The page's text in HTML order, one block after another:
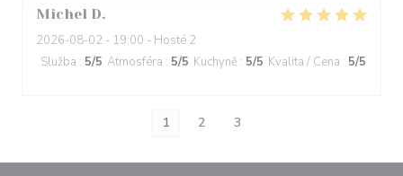
Michel D
2026-08-02 - 19:00 - Hosté 2
Služba : 5/5 Atmosféra : 5/5 Kuchyně : 5/5 Kvalita / Cena : 5/5
1 2 3